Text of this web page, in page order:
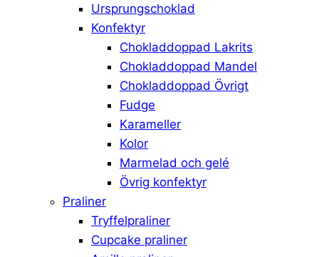
Ursprungschoklad
Konfektyr
Chokladdoppad Lakrits
Chokladdoppad Mandel
Chokladdoppad Övrigt
Fudge
Karameller
Kolor
Marmelad och gelé
Övrig konfektyr
Praliner
Tryffelpraliner
Cupcake praliner